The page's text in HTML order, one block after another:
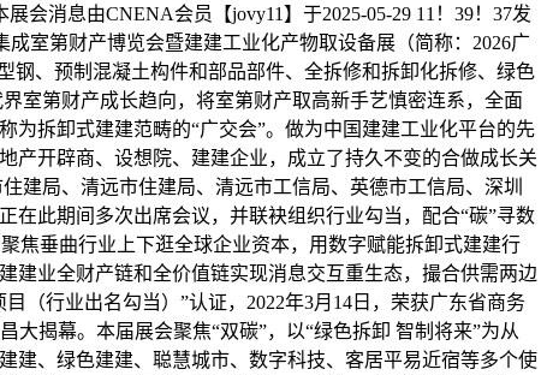
消息由CNENA会员【jovy11】于2025-05-29 11！39！37发
室第财产博览会暨建建工业化产物取设备展（简称：2026广
、预制混凝土构件和部品部件、全拆修和拆卸化拆修、绿色
室第财产成长趋向，将室第财产取高新手艺慎密连系，全面
拆卸式建建范畴的“广交会”。做为中国建建工业化平台的先
产开辟商、设想院、建建企业，成立了持久不变的合做成长关
建局、清远市住建局、清远市工信局、英德市工信局、深圳
此期间多次出席会议，并联袂组织行业勾当，配合“碳”寻数
焦垂曲行业上下逛全球企业资本，用数字赋能拆卸式建建行
建业全财产链和全价值链实现消息交互重生态，撮合供需两边
（行业出名勾当）”认证，2022年3月14日，荣获广东省商务
大揭幕。本届展会聚焦“双碳”，以“绿色拆卸 智制将来”为从
建、绿色建建、聪慧城市、数字科技、客居平易近宿等多个使